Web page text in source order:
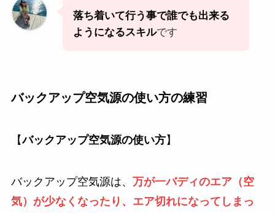
落ち着いて行う事で誰でも出来る
ようになるスキルです
バックアップ空気源の使い方の練習
【バックアップ空気源の使い方】
バックアップ空気源は、 万が一バディのエア（空
気）が少なくなったり、エア切れになってしまっ